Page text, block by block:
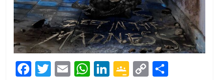
F T E W Li G C